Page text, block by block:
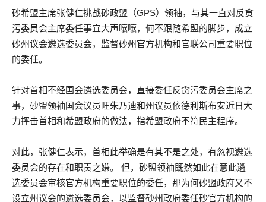
砂希盟主席张健仁挑战砂政盟（GPS）领袖，与其一直对反贪
污委员会主席委任事宜大声嚷嚷，何不跟随希盟的脚步，成立
砂州议会遴选委员会，监督砂州官方机构和官联公司重要职位
的委任。
针对首相不经国会遴选委员会，直接委任反贪污委员会主席之
事，砂盟领袖国会议员旺朱乃迪和州议员依德利斯布安近日大
力抨击首相和希盟政府的做法，指希盟政府不符民主程序。
对此，张健仁表示，首相此举确是有其不是之处，有忽视遴选
委员会的存在和职责之嫌。 但，砂盟领袖既然如此在意此遴
选委员会审核官方机构重要职位的委任，那为何砂盟政府又不
设立州议会的遴选委员会，以监督砂州政府委任砂官方机构的